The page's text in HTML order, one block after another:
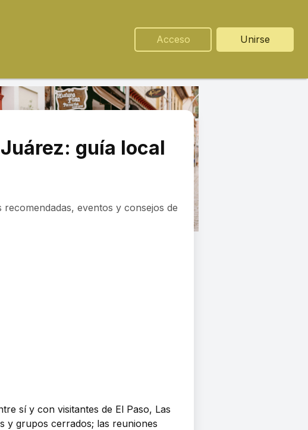
Acceso Unirse
guía local
eventos y consejos de
sí y con visitantes de El Paso, Las
y grupos cerrados; las reuniones